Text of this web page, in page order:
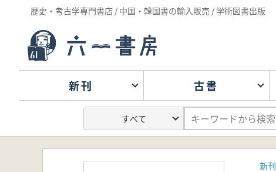
歴史・考古学専門書店 / 中国・韓国書の輸入販売 / 学術図書出版
新刊 古書
新刊